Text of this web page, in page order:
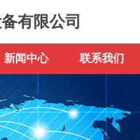
有限公司
新闻中心 联系我们